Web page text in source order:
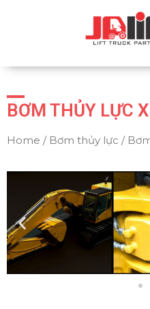
BƠM THỦY LỰC
Home / Bơm thủy lực /